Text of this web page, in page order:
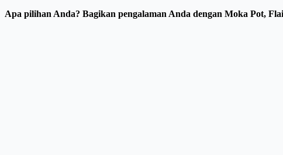
Apa pilihan Anda? Bagikan pengalaman Anda dengan Moka Pot,